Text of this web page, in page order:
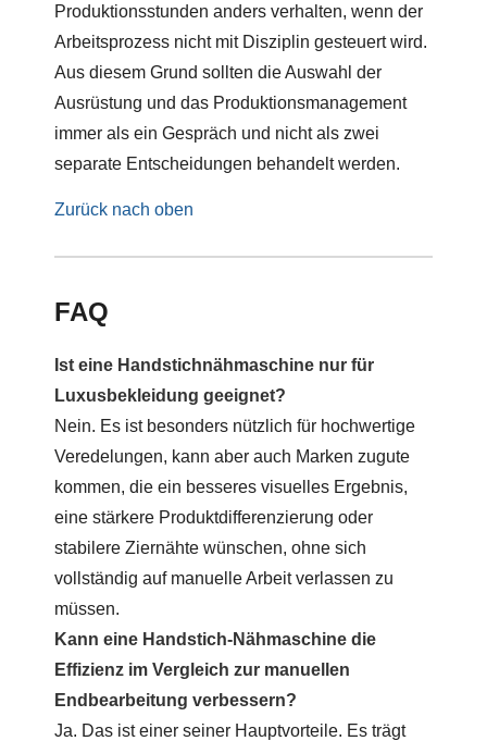
Produktionsstunden anders verhalten, wenn der
Arbeitsprozess nicht mit Disziplin gesteuert wird.
Aus diesem Grund sollten die Auswahl der
Ausrüstung und das Produktionsmanagement
immer als ein Gespräch und nicht als zwei
separate Entscheidungen behandelt werden.
Zurück nach oben
FAQ
Ist eine Handstichnähmaschine nur für
Luxusbekleidung geeignet?
Nein. Es ist besonders nützlich für hochwertige
Veredelungen, kann aber auch Marken zugute
kommen, die ein besseres visuelles Ergebnis,
eine stärkere Produktdifferenzierung oder
stabilere Ziernähte wünschen, ohne sich
vollständig auf manuelle Arbeit verlassen zu
müssen.
Kann eine Handstich-Nähmaschine die
Effizienz im Vergleich zur manuellen
Endbearbeitung verbessern?
Ja. Das ist einer seiner Hauptvorteile. Es trägt